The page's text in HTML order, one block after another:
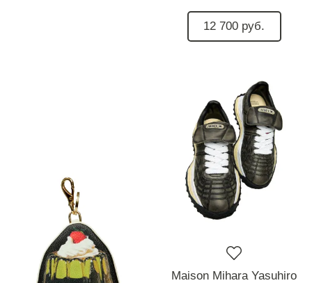
12 700 руб.
Maison Mihara Yasuhiro